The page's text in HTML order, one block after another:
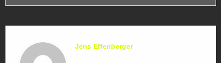
Jens Effenberger